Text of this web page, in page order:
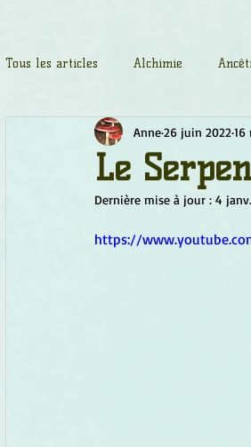
Tous les articles Alchimie
Chamanisme Champignons
Fleurs de Bach
Le
Anne26 juin 2022 16
Dernière mise à jour : 4
https://